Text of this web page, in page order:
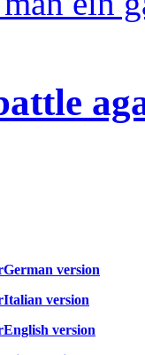
German version
Italian version
English version